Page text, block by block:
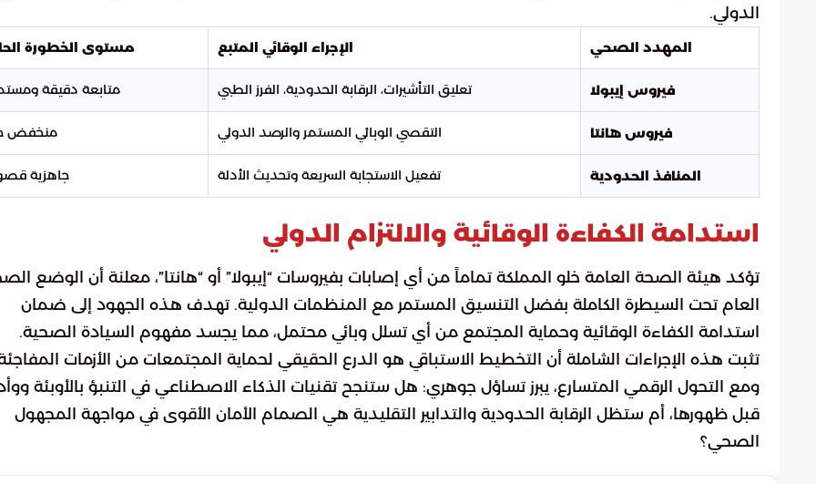
الدولي.
المهدد الصحي الإجراء الوقائي المتبع مستوى الخطورة
فيروس إيبولا تعليق التأشيرات، الرقابة الحدودية، الفرز الطبي متابعة دقيقة
فيروس هانتا التقصي الوبائي المستمر والرصد الدولي منخفض
المنافذ الحدودية تفعيل الاستجابة السريعة وتحديث الأدلة جاهزية
استدامة الكفاءة الوقائية والالتزام الدولي
تؤكد هيئة الصحة العامة خلو المملكة تماماً من أي إصابات بفيروسات “إيبولا” أو “هانتا”، معلنة أن الوضع
العام تحت السيطرة الكاملة بفضل التنسيق المستمر مع المنظمات الدولية. تهدف هذه الجهود إلى ضمان
استدامة الكفاءة الوقائية وحماية المجتمع من أي تسلل وبائي محتمل، مما يجسد مفهوم السيادة الصحية.
تثبت هذه الإجراءات الشاملة أن التخطيط الاستباقي هو الدرع الحقيقي لحماية المجتمعات من الأزمات
ومع التحول الرقمي المتسارع، يبرز تساؤل جوهري: هل ستنجح تقنيات الذكاء الاصطناعي في التنبؤ بالأوبئة
قبل ظهورها، أم ستظل الرقابة الحدودية والتدابير التقليدية هي الصمام الأمان الأقوى في مواجهة المجهول
الصحي؟